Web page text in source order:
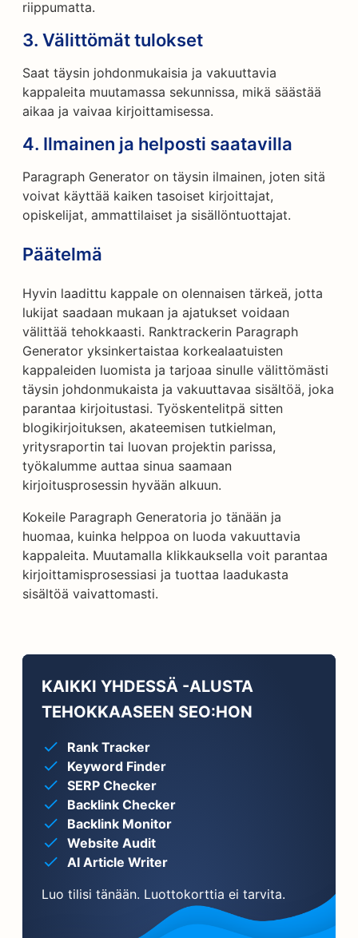
riippumatta.
3. Välittömät tulokset
Saat täysin johdonmukaisia ja vakuuttavia
kappaleita muutamassa sekunnissa, mikä säästää
aikaa ja vaivaa kirjoittamisessa.
4. Ilmainen ja helposti saatavilla
Paragraph Generator on täysin ilmainen, joten sitä
voivat käyttää kaiken tasoiset kirjoittajat,
opiskelijat, ammattilaiset ja sisällöntuottajat.
Päätelmä
Hyvin laadittu kappale on olennaisen tärkeä, jotta
lukijat saadaan mukaan ja ajatukset voidaan
välittää tehokkaasti. Ranktrackerin Paragraph
Generator yksinkertaistaa korkealaatuisten
kappaleiden luomista ja tarjoaa sinulle välittömästi
täysin johdonmukaista ja vakuuttavaa sisältöä, joka
parantaa kirjoitustasi. Työskentelitpä sitten
blogikirjoituksen, akateemisen tutkielman,
yritysraportin tai luovan projektin parissa,
työkalumme auttaa sinua saamaan
kirjoitusprosessin hyvään alkuun.
Kokeile Paragraph Generatoria jo tänään ja
huomaa, kuinka helppoa on luoda vakuuttavia
kappaleita. Muutamalla klikkauksella voit parantaa
kirjoittamisprosessiasi ja tuottaa laadukasta
sisältöä vaivattomasti.
KAIKKI YHDESSÄ -ALUSTA
TEHOKKAASEEN SEO:HON
Rank Tracker
Keyword Finder
SERP Checker
Backlink Checker
Backlink Monitor
Website Audit
AI Article Writer
Luo tilisi tänään. Luottokorttia ei tarvita.